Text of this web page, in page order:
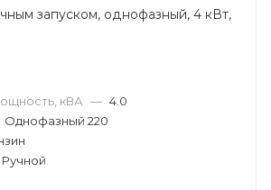
запуском, однофазный, 4 кВт,
кВА — 4.0
Однофазный 220
Ручной